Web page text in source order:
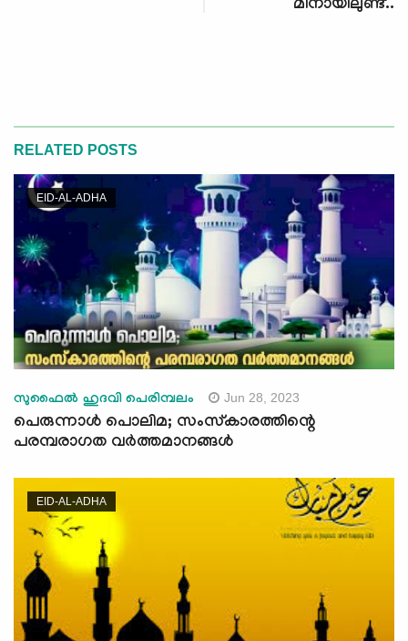
മിനായിലുണ്ട്..
RELATED POSTS
EID-AL-ADHA
സുഫൈൽ ഹുദവി പെരിമ്പലം Jun 28, 2023
പെരുന്നാൾ പൊലിമ; സംസ്കാരത്തിന്റെ
പരമ്പരാഗത വർത്തമാനങ്ങൾ
EID-AL-ADHA